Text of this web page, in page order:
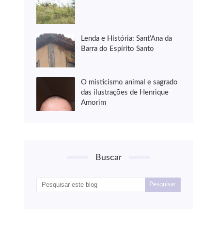
Lenda e História: Sant’Ana da
Barra do Espírito Santo
O misticismo animal e sagrado
das ilustrações de Henrique
Amorim
Buscar